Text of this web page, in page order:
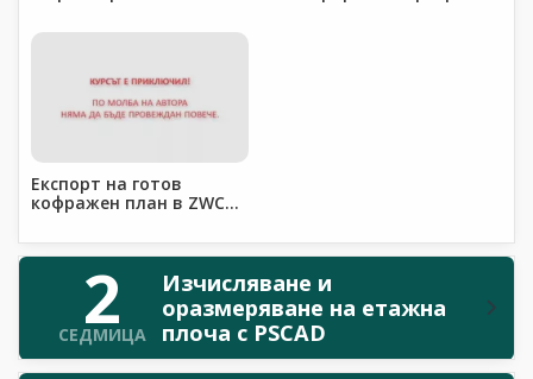
Експорт на готов
кофражен план в ZWCAD
2
СЕДМИЦА
Изчисляване и
оразмеряване на етажна
плоча с PSCAD